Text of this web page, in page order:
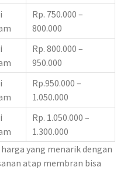
Rp. 750.000 –
800.000
Rp. 800.000 –
950.000
Rp.950.000 –
1.050.000
Rp. 1.050.000 –
1.300.000
yang menarik dengan
atap membran bisa